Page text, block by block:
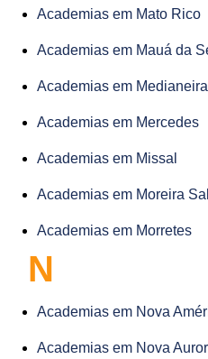
Academias em Mato Rico
Academias em Mauá da
Academias em Medianeira
Academias em Mercedes
Academias em Missal
Academias em Moreira
Academias em Morretes
N
Academias em Nova
Academias em Nova